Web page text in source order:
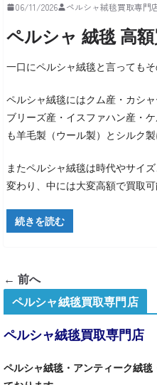
06/11/2026 ペルシャ絨毯買取専門
ペルシャ 絨毯 高額
一口にペルシャ絨毯と言ってもそ
ペルシャ絨毯にはクム産・カシ
ブリーズ産・イスファハン産・
も羊毛製（ウール製）とシルク製
またペルシャ絨毯は時代やサイ
変わり、中には大変高額で買取
続きを読む
← 前へ
ペルシャ絨毯買取専門店
ペルシャ絨毯買取専門店
ペルシャ絨毯・アンティーク絨